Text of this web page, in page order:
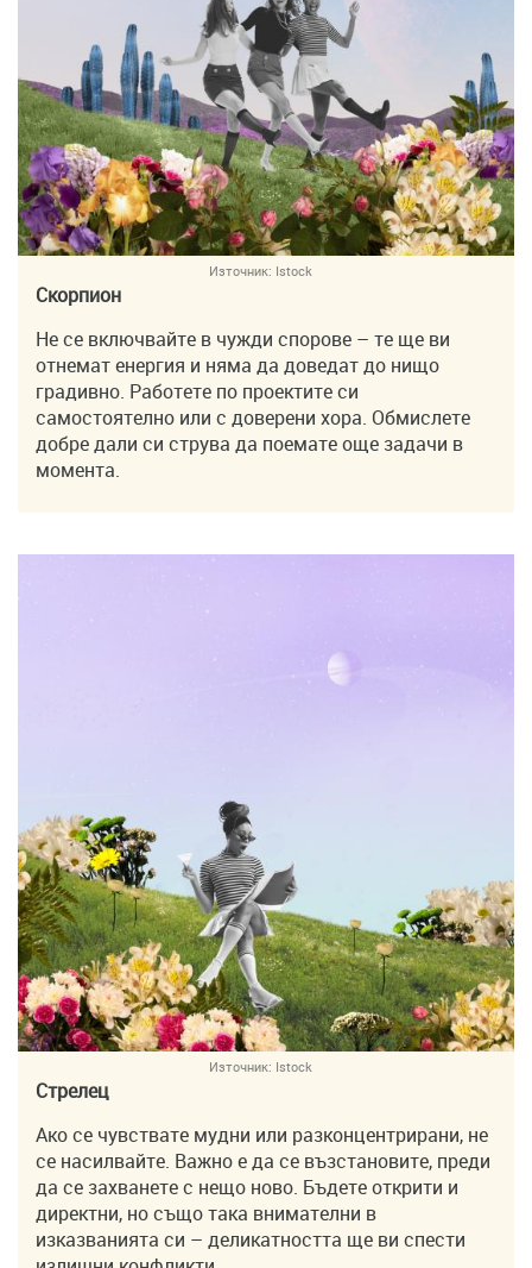
Източник: Istock
Скорпион
Не се включвайте в чужди спорове – те ще ви
отнемат енергия и няма да доведат до нищо
градивно. Работете по проектите си
самостоятелно или с доверени хора. Обмислете
добре дали си струва да поемате още задачи в
момента.
Източник: Istock
Стрелец
Ако се чувствате мудни или разконцентрирани, не
се насилвайте. Важно е да се възстановите, преди
да се захванете с нещо ново. Бъдете открити и
директни, но също така внимателни в
изказванията си – деликатността ще ви спести